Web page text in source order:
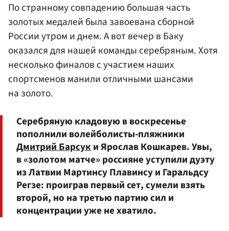
По странному совпадению большая часть
золотых медалей была завоевана сборной
России утром и днем. А вот вечер в Баку
оказался для нашей команды серебряным. Хотя
несколько финалов с участием наших
спортсменов манили отличными шансами
на золото.
Серебряную кладовую в воскресенье
пополнили волейболисты-пляжники
Дмитрий Барсуки Ярослав Кошкарев. Увы,
в «золотом матче» россияне уступили дуэту
из Латвии Мартинсу Плавинсу и Гаральдсу
Регзе: проиграв первый сет, сумели взять
второй, но на третью партию сил и
концентрации уже не хватило.